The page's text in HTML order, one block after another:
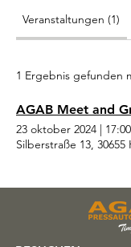
Veranstaltungen (1)
1 Ergebnis gefunden
AGAB Meet and
23 oktober 2024 | 17:00
Silberstraße 13, 30655